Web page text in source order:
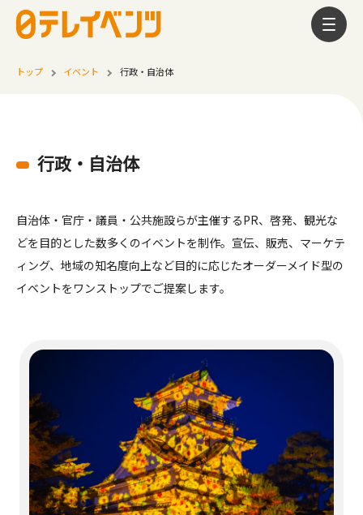
トップ イベント 行政・自治体
行政・自治体
自治体・官庁・議員・公共施設らが主催するPR、啓発、観光な
どを目的とした数多くのイベントを制作。宣伝、販売、マーケテ
ィング、地域の知名度向上など目的に応じたオーダーメイド型の
イベントをワンストップでご提案します。